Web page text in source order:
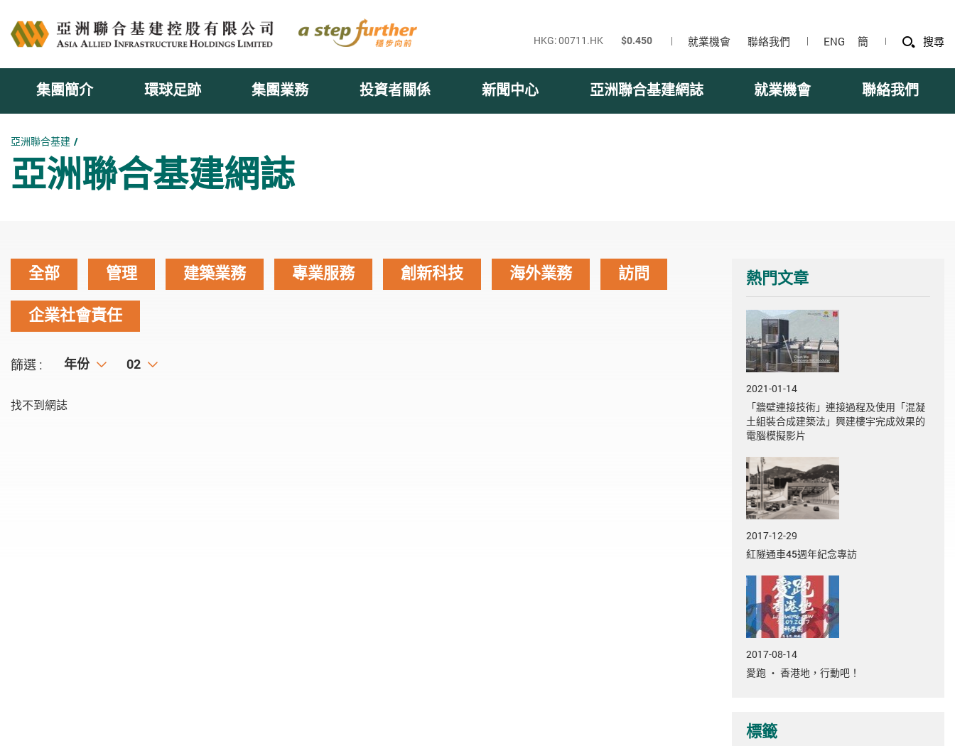
就業機會 聯絡我們 ENG 簡 搜尋
集團簡介 環球足跡 集團業務 投資者關係 新聞中心 亞洲聯合基建網誌 就業機會 聯絡我們
亞洲聯合基建
亞洲聯合基建網誌
全部 管理 建築業務 專業服務 創新科技 海外業務
訪問
企業社會責任
篩選 : 年份
年份 月份
02
找不到網誌
熱門文章
2021-01-14
「牆壁連接技術」連接過程及使用「混凝
土組裝合成建築法」興建樓宇完成效果的
電腦模擬影片
2017-12-29
紅隧通車45週年紀念專訪
2017-08-14
愛跑 ‧ 香港地，行動吧！
標籤